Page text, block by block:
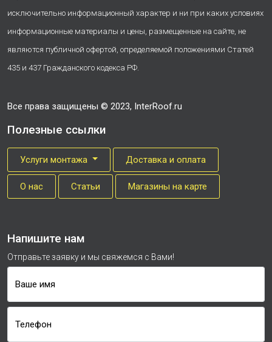
исключительно информационный характер и ни при каких условиях
информационные материалы и цены, размещенные на сайте, не
являются публичной офертой, определяемой положениями Статей
435 и 437 Гражданского кодекса РФ.
Все права защищены © 2023, InterRoof.ru
Полезные ссылки
Услуги монтажа Доставка и оплата
О нас Cтатьи Магазины на карте
Напишите нам
Отправьте заявку и мы свяжемся с Вами!
Ваше имя
Телефон